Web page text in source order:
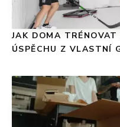
JAK DOMA
ÚSPĚCHU Z VLASTNÍ